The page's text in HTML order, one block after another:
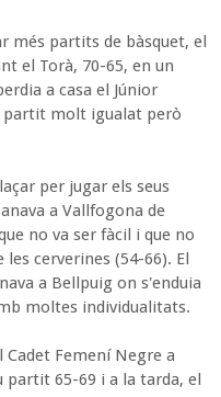
més partits de bàsquet, el
el Torà, 70-65, en un
a casa el Júnior
partit molt igualat però
per jugar els seus
a Vallfogona de
no va ser fàcil i que no
cerverines (54-66). El
a Bellpuig on s'enduia
moltes individualitats.
Femení Negre a
partit 65-69 i a la tarda, el